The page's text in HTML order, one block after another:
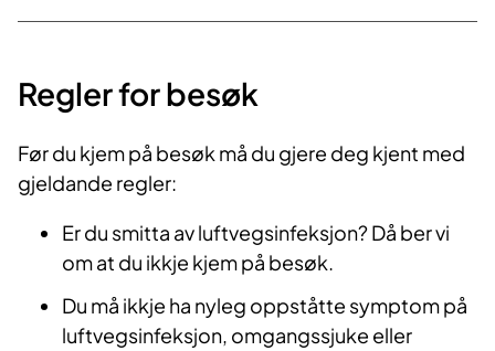
Regler for besøk​
Før du kjem på besøk må du gjere deg kjent med
gjeldande regler:
Er du smitta av luftvegsinfeksjon? Då ber vi
om at du ikkje kjem på besøk.
Du må ikkje ha nyleg oppståtte symptom på
luftvegsinfeksjon, omgangssjuke eller